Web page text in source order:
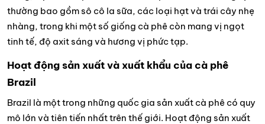
thường bao gồm sô cô la sữa, các loại hạt và trái cây nhẹ
nhàng, trong khi một số giống cà phê còn mang vị ngọt
tinh tế, độ axit sáng và hương vị phức tạp.
Hoạt động sản xuất và xuất khẩu của cà phê
Brazil
Brazil là một trong những quốc gia sản xuất cà phê có quy
mô lớn và tiên tiến nhất trên thế giới. Hoạt động sản xuất